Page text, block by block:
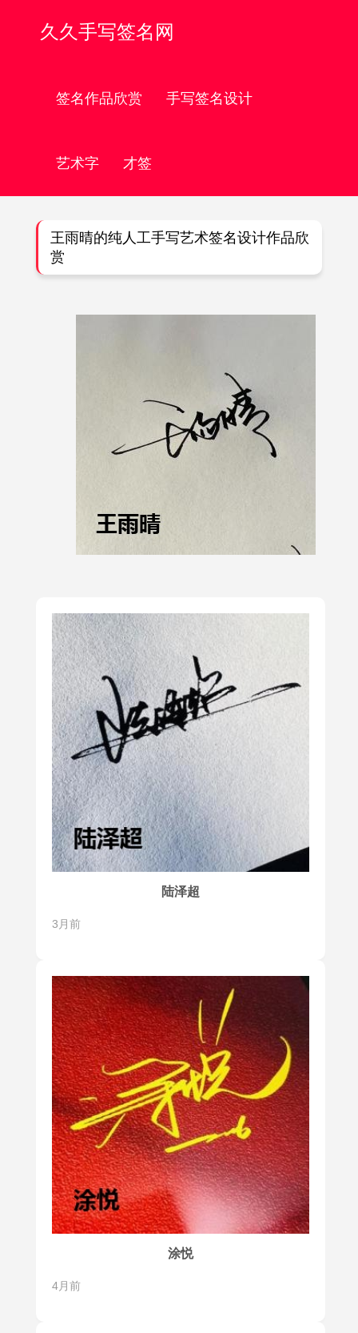
久久手写签名网
签名作品欣赏 手写签名设计
艺术字 才签
王雨晴的纯人工手写艺术签名设计作品欣
赏
陆泽超
3月前
涂悦
4月前